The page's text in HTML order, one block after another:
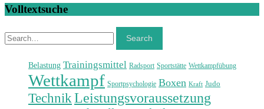
Volltextsuche
Search
Search
Belastung Trainingsmittel Radsport Sportstätte Wettkampfübung
Wettkampf Sportpsychologie Boxen Kraft Judo
TechnikLeistungsvoraussetzung